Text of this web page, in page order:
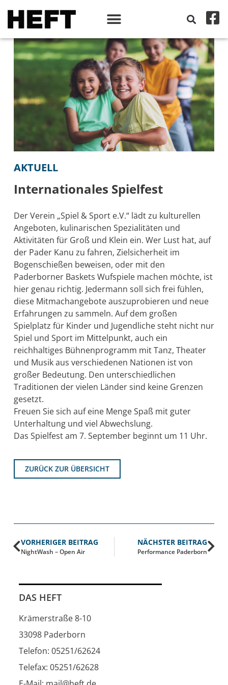
AKTUELL
Internationales Spielfest
Der Verein „Spiel & Sport e.V.“ lädt zu kulturellen
Angeboten, kulinarischen Spezialitäten und
Aktivitäten für Groß und Klein ein. Wer Lust hat, auf
der Pader Kanu zu fahren, Zielsicherheit im
Bogenschießen beweisen, oder mit den
Paderborner Baskets Wufspiele machen möchte, ist
hier genau richtig. Jedermann soll sich frei fühlen,
diese Mitmachangebote auszuprobieren und neue
Erfahrungen zu sammeln. Auf dem großen
Spielplatz für Kinder und Jugendliche steht nicht nur
Spiel und Sport im Mittelpunkt, auch ein
reichhaltiges Bühnenprogramm mit Tanz, Theater
und Musik aus verschiedenen Nationen ist von
großer Bedeutung. Den unterschiedlichen
Traditionen der vielen Länder sind keine Grenzen
gesetzt.
Freuen Sie sich auf eine Menge Spaß mit guter
Unterhaltung und viel Abwechslung.
Das Spielfest am 7. September beginnt um 11 Uhr.
ZURÜCK ZUR ÜBERSICHT
VORHERIGER BEITRAG
NightWash – Open Air
NÄCHSTER BEITRAG
Performance Paderborn
DAS HEFT
Krämerstraße 8-10
33098 Paderborn
Telefon: 05251/62624
Telefax: 05251/62628